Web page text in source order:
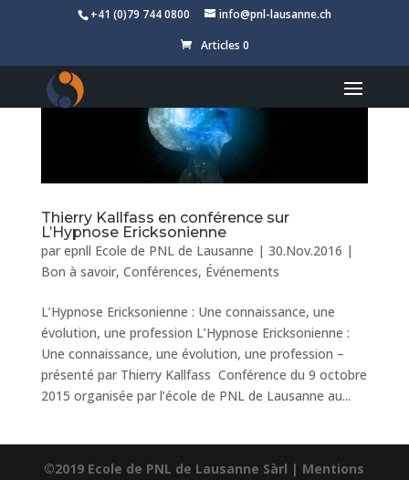
+41 (0)79 744 0800
info@pnl-lausanne.ch
Articles 0
Thierry Kallfass en conférence sur
L’Hypnose Ericksonienne
par epnll Ecole de PNL de Lausanne | 30.Nov.2016 |
Bon à savoir, Conférences, Événements
L’Hypnose Ericksonienne : Une connaissance, une
évolution, une profession L’Hypnose Ericksonienne :
Une connaissance, une évolution, une profession –
présenté par Thierry Kallfass Conférence du 9 octobre
2015 organisée par l’école de PNL de Lausanne au...
©2019 Ecole de PNL de Lausanne Sàrl | Mentions